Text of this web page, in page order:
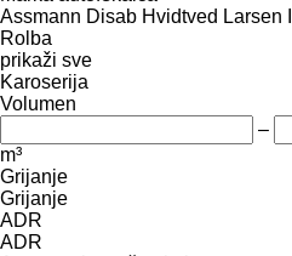
Assmann Disab Hvidtved Larsen
Rolba
prikaži sve
Karoserija
Volumen
–
m³
Grijanje
Grijanje
ADR
ADR